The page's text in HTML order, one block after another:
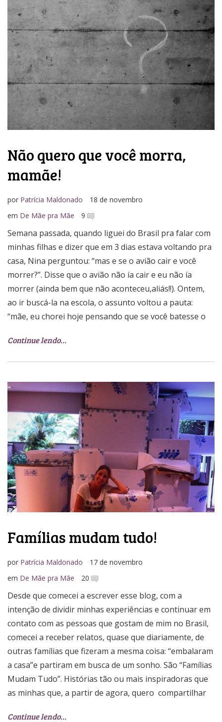
Não quero que você morra,
mamãe!
por Patrícia Maldonado
18 de novembro
em De Mãe pra Mãe 9
Semana passada, quando liguei do Brasil pra falar com
minhas filhas e dizer que em 3 dias estava voltando pra
casa, Nina perguntou: “mas e se o avião cair e você
morrer?”. Disse que o avião não ía cair e eu não ía
morrer (ainda bem que não aconteceu,aliás!!). Ontem,
ao ir buscá-la na escola, o assunto voltou a pauta:
“mãe, eu chorei hoje pensando que se você batesse o
Continue lendo…
Famílias mudam tudo!
por Patrícia Maldonado
17 de novembro
em De Mãe pra Mãe 20
Desde que comecei a escrever esse blog, com a
intenção de dividir minhas experiências e continuar em
contato com as pessoas que gostam de mim no Brasil,
comecei a receber relatos, quase que diariamente, de
outras famílias que fizeram a mesma coisa: “embalaram
a casa”e partiram em busca de um sonho. São “Famílias
Mudam Tudo”. Histórias tão ou mais inspiradoras que
as minhas que, a partir de agora, quero compartilhar
Continue lendo…